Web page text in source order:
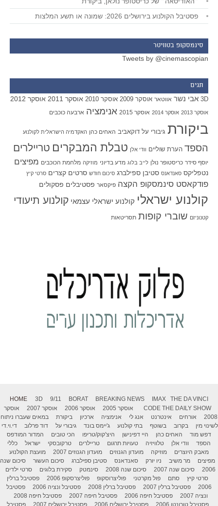
פסטיבל הקולנוע בירושלים 2026: שמונה או תשע המלצות
סינמסקופ בטוויטר
Tweets by @cinemascopian
תגים
3D אבי נשר אווטאר אוסקר 2009 אוסקר 2010 אוסקר 2011 אוסקר 2012
אוסקר 2013 אוסקר 2014 אוסקר 2015 אנימציה ארבעה כוכבים
ביקורת גיבורי על דוקאביב האחים כהן האקדמיה הישראלית לקולנוע
הספד הערת שוליים וודי אלן טבלת המבקרים טריילרים
יוסף סידר כריסטופר נולן לייב בלוג מדע בדיוני מוזיקה מלחמת הכוכבים מפיצים
נטפליקס סאנדאנס סטיבן ספילברג סיכום חודש סרטים קצרים סרטי קיץ
פודקאסט סינמסקופ הקצה פיקסאר פסטיבלים פסקולים
קולנוע ישראלי קולנוע ישראלי עצמאי קולנוע תיעודי
קטנוניזם שוברי קופות תסריטאות
HOME 3D 9/11 BORAT BREAKING NEWS IMAX
THE DA VINCI
CODE THE DAILY SHOW אוסקר 2005 אוסקר 2006 אוסקר 2007
אוסקר
2008
אורחים אינטרנט אנג לי אנימציה ארכיון ביקורת
במאים שעברו ניתוח
לשינוי מין
בקרוב בשוטף בתי קולנוע ג'יימס בונד גיבורי על דוד פרלוב
די.וי.די
דפש מוד
האחים כהן היי דפינישן היצ'קוק/טריפו הכי טובים
המדור המודפס
הספד
וודי אלן טלוויזיה טעויות תרגום טריילרים טרקובסקי ישראל
כללי
מאבק היוצרים
מוזיקה מועדון הגנוזים מועדון הגנוזים 2007
מועצת הקולנוע
מפיצים
מר משיב ניו יורק סאנדאנס סטיבן ספילברג סיכום העשור
סיכום שנה
2006
סיכום שנה 2007 סיכום שנה 2008 סינמטק סקירת בלוגים
סרטי ילדים
סרטי קיץ
סתם פול מקרטני פוליצרוסקופ פוליצרסקופ 2006
פסטיבל ברלין
2006
פסטיבל ברלין 2007 פסטיבל ברלין 2008 פסטיבל ונציה 2006
פסטיבל
ונציה 2007
פסטיבל חיפה 2006 פסטיבל חיפה 2007
פסטיבל חיפה 2008